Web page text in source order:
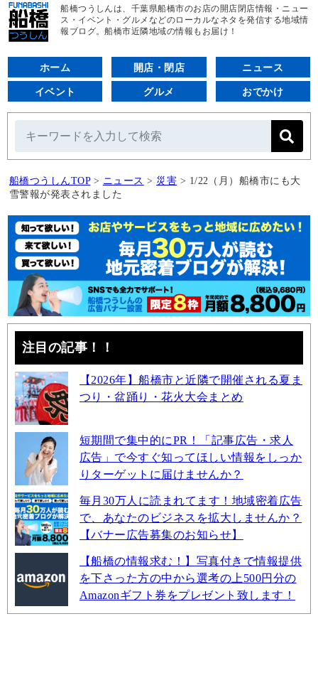
船橋つうしんは、千葉県船橋市のお店の開店閉店情報・ニュー
ス・イベント・グルメなどのローカルなネタを発信する地域情
報ブログ。船橋市近隣地域の情報もお届け！
ホーム 開店・閉店 ニュース
イベント グルメ おでかけ
船橋つうしんTOP > ニュース > 災害 > 1/22（月）船橋市にも大
雪警報が発表されました
注目の記事！！
【2026年】船橋市と近隣で開催される夏ま
つり・盆踊り・花火大会まとめ
短期間で集中的にPR！「記事広告・求人
広告」で今すぐ知ってほしい情報をしっか
りターゲットに届けませんか？
毎月30万人に読まれてます！地域密着広告
で、あなたのビジネスを拡大しませんか？
【バナー広告募集のお知らせ】
【船橋の情報求む！】写真付きで情報提供
を下さった方の中から選考の上500円分の
Amazonギフト券をプレゼント致します！